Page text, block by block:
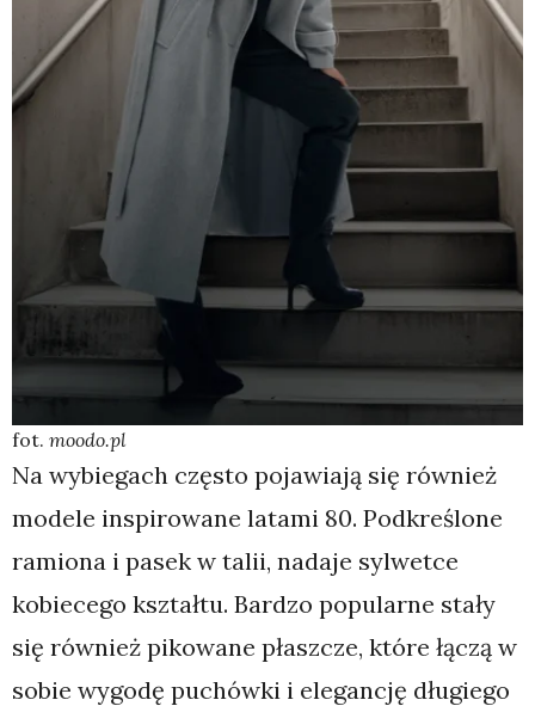
fot. moodo.pl
Na wybiegach często pojawiają się również
modele inspirowane latami 80. Podkreślone
ramiona i pasek w talii, nadaje sylwetce
kobiecego kształtu. Bardzo popularne stały
się również pikowane płaszcze, które łączą w
sobie wygodę puchówki i elegancję długiego